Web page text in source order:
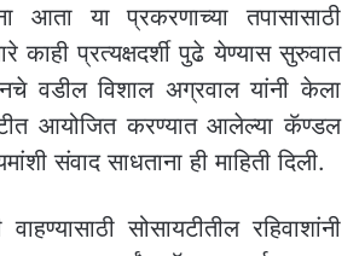
आता या प्रकरणाच्या तपासासाठी
काही प्रत्यक्षदर्शी पुढे येण्यास सुरुवात
वडील विशाल अग्रवाल यांनी केला
आयोजित करण्यात आलेल्या कॅण्डल
संवाद साधताना ही माहिती दिली.
सोसायटीतील रहिवाशांनी